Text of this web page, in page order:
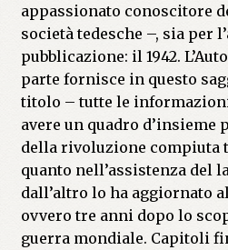
appassionato conoscitore
società tedesche –, sia per
pubblicazione: il 1942.
parte fornisce in questo
titolo – tutte le
avere un quadro d’insieme
della rivoluzione compiuta
quanto nell’assistenza del
dall’altro lo ha aggiornato
ovvero tre anni dopo lo
guerra mondiale. Capitoli